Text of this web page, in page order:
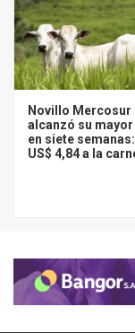
Novillo Mercosur
alcanzó su
en siete
US$ 4,84 a la